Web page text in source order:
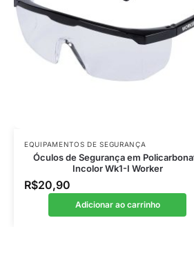
EQUIPAMENTOS DE SEGURANÇA
Óculos de Segurança em
Incolor Wk1-I Worker
R$20,90
Adicionar ao carrinho